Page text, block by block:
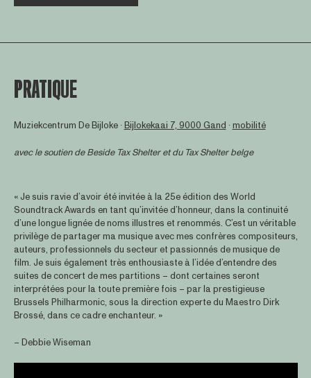
PRATIQUE
Muziekcentrum De Bijloke ∙Bijlokekaai 7, 9000 Gand ∙mobilité
avec le soutien deBeside Tax Shelteret du Tax Shelter belge
« Je suis ravie d’avoir été invitée à la 25e édition des World
Soundtrack Awards en tant qu’invitée d’honneur, dans la continuité
d’une longue lignée de noms illustres et renommés. C’est un véritable
privilège de partager ma musique avec mes confrères compositeurs,
auteurs, professionnels du secteur et passionnés de musique de
film. Je suis également très enthousiaste à l’idée d’entendre des
suites de concert de mes partitions – dont certaines seront
interprétées pour la toute première fois – par la prestigieuse
Brussels Philharmonic, sous la direction experte du Maestro Dirk
Brossé, dans ce cadre enchanteur. »
– Debbie Wiseman